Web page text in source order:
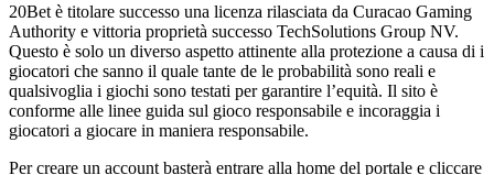
20Bet è titolare successo una licenza rilasciata da Curacao Gaming
Authority e vittoria proprietà successo TechSolutions Group NV.
Questo è solo un diverso aspetto attinente alla protezione a causa di i
giocatori che sanno il quale tante de le probabilità sono reali e
qualsivoglia i giochi sono testati per garantire l’equità. Il sito è
conforme alle linee guida sul gioco responsabile e incoraggia i
giocatori a giocare in maniera responsabile.
Per creare un account basterà entrare alla home del portale e cliccare